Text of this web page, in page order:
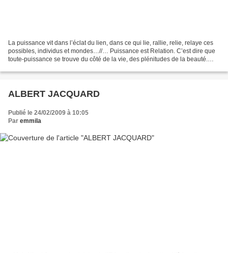
La puissance vit dans l’éclat du lien, dans ce qui lie, rallie, relie, relaye ces
possibles, individus et mondes…//… Puissance est Relation. C’est dire que
toute-puissance se trouve du côté de la vie, des plénitudes de la beauté.
ALBERT JACQUARD
Publié le 24/02/2009 à 10:05
Par emmila